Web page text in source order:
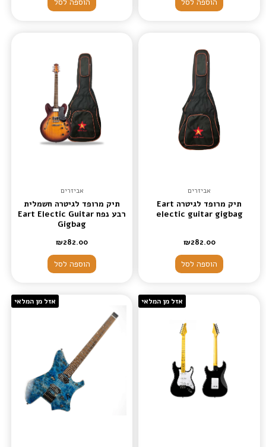
אזל מן המלאי אזל מן המלאי
אביזרים
תיק מרופד לגיטרה Eart
electic guitar gigbag
₪282.00
הוספה לסל
אביזרים
תיק מרופד לגיטרה חשמלית
רבע נפח Eart Electic Guitar
Gigbag
₪282.00
הוספה לסל